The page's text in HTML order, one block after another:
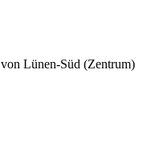
von Lünen-Süd (Zentrum)